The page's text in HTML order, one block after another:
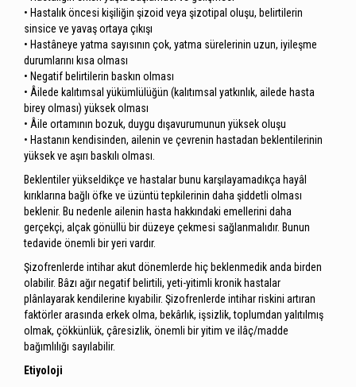
• Hastalık öncesi kişiliğin şizoid veya şizotipal oluşu, belirtilerin
sinsice ve yavaş ortaya çıkışı
• Hastâneye yatma sayısının çok, yatma sürelerinin uzun, iyileşme
durumlarını kısa olması
• Negatif belirtilerin baskın olması
• Âilede kalıtımsal yükümlülüğün (kalıtımsal yatkınlık, ailede hasta
birey olması) yüksek olması
• Âile ortamının bozuk, duygu dışavurumunun yüksek oluşu
• Hastanın kendisinden, ailenin ve çevrenin hastadan beklentilerinin
yüksek ve aşırı baskılı olması.
Beklentiler yükseldikçe ve hastalar bunu karşılayamadıkça hayâl
kırıklarına bağlı öfke ve üzüntü tepkilerinin daha şiddetli olması
beklenir. Bu nedenle ailenin hasta hakkındaki emellerini daha
gerçekçi, alçak gönüllü bir düzeye çekmesi sağlanmalıdır. Bunun
tedavide önemli bir yeri vardır.
Şizofrenlerde intihar akut dönemlerde hiç beklenmedik anda birden
olabilir. Bâzı ağır negatif belirtili, yeti-yitimli kronik hastalar
plânlayarak kendilerine kıyabilir. Şizofrenlerde intihar riskini artıran
faktörler arasında erkek olma, bekârlık, işsizlik, toplumdan yalıtılmış
olmak, çökkünlük, çâresizlik, önemli bir yitim ve ilâç/madde
bağımlılığı sayılabilir.
Etiyoloji